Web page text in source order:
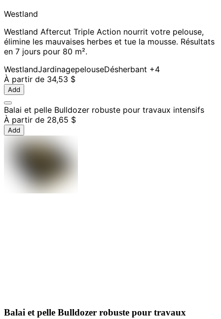
Westland
Westland Aftercut Triple Action nourrit votre pelouse,
élimine les mauvaises herbes et tue la mousse. Résultats
en 7 jours pour 80 m².
WestlandJardinagepelouseDésherbant +4
À partir de 34,53 $
Add
Balai et pelle Bulldozer robuste pour travaux intensifs
À partir de 28,65 $
Add
Balai et pelle Bulldozer robuste pour travaux